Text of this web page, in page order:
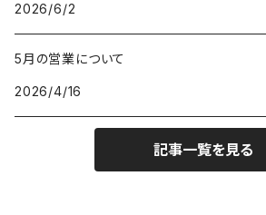
2026/6/2
5月の営業について
2026/4/16
記事一覧を見る